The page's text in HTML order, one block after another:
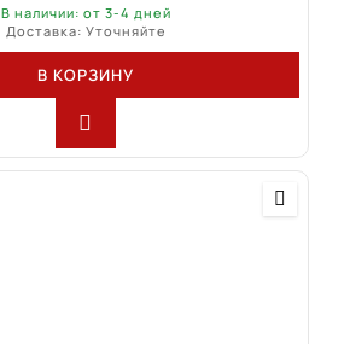
В наличии: от 3-4 дней
Доставка: Уточняйте
В КОРЗИНУ